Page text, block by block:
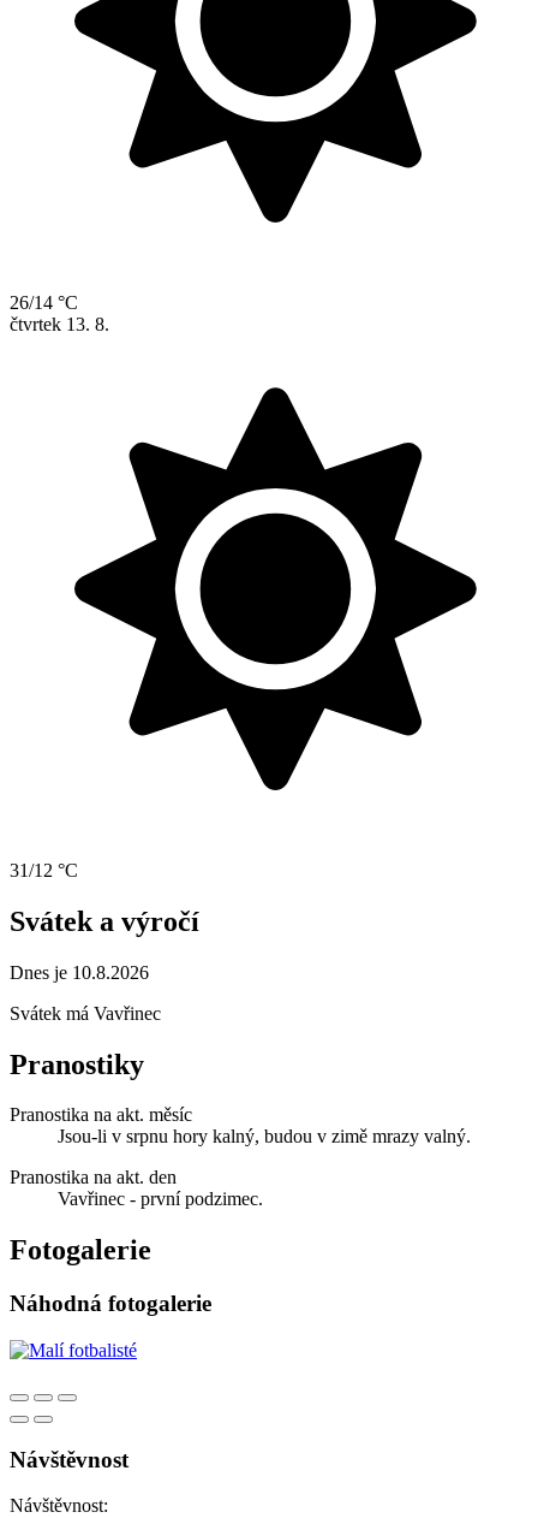
26/14 °C
čtvrtek 13. 8.
31/12 °C
Svátek a výročí
Dnes je 10.8.2026
Svátek má Vavřinec
Pranostiky
Pranostika na akt. měsíc
Jsou-li v srpnu hory kalný, budou v zimě mrazy valný.
Pranostika na akt. den
Vavřinec - první podzimec.
Fotogalerie
Náhodná fotogalerie
Návštěvnost
Návštěvnost: